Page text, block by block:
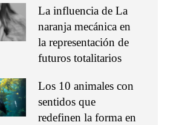
La influencia de La
naranja mecánica en
la representación de
futuros totalitarios
Los 10 animales con
sentidos que
redefinen la forma en